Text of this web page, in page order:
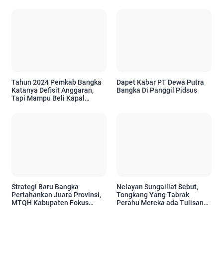
Tahun 2024 Pemkab Bangka
Katanya Defisit Anggaran,
Tapi Mampu Beli Kapal
Dapet Kabar PT Dewa Putra
Bangka Di Panggil Pidsus
Strategi Baru Bangka
Pertahankan Juara Provinsi,
MTQH Kabupaten Fokus
Nelayan Sungailiat Sebut,
Tongkang Yang Tabrak
Perahu Mereka ada Tulisan